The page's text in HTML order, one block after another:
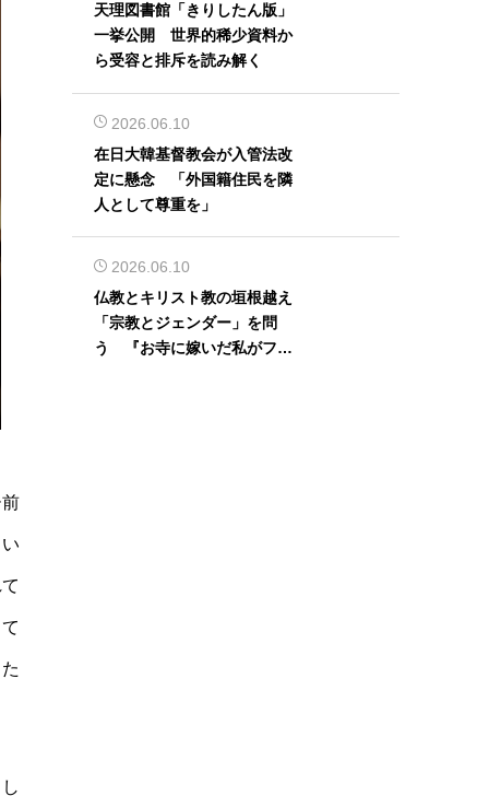
天理図書館「きりしたん版」
一挙公開 世界的稀少資料か
ら受容と排斥を読み解く
2026.06.10
在日大韓基督教会が入管法改
定に懸念 「外国籍住民を隣
人として尊重を」
2026.06.10
仏教とキリスト教の垣根越え
「宗教とジェンダー」を問
う 『お寺に嫁いだ私がフェ